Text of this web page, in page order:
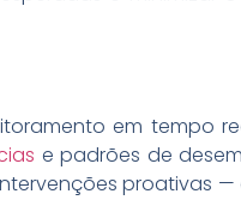
em tempo
e padrões de
proativas —